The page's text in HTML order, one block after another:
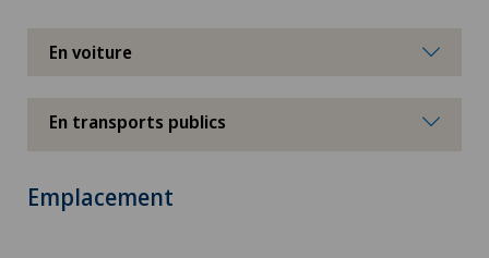
En voiture
En transports publics
Emplacement